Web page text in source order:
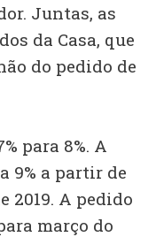
Juntas, as
da Casa, que
do pedido de
para 8%. A
9% a partir de
2019. A pedido
março do